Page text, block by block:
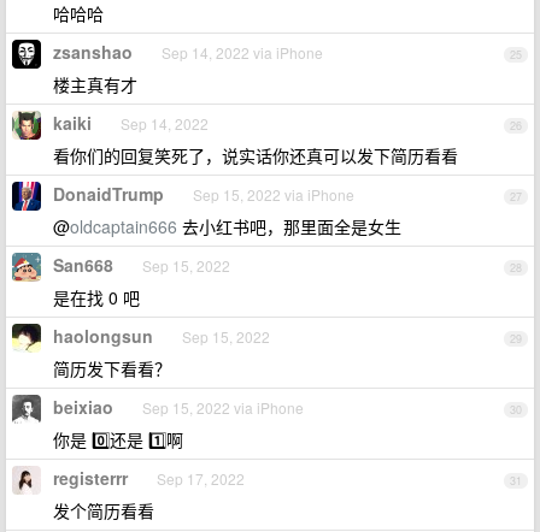
哈哈哈
25
zsanshao Sep 14, 2022 via iPhone
楼主真有才
26
kaiki Sep 14, 2022
看你们的回复笑死了，说实话你还真可以发下简历看看
27
DonaidTrump Sep 15, 2022 via iPhone
@oldcaptain666 去小红书吧，那里面全是女生
28
San668 Sep 15, 2022
是在找 0 吧
29
haolongsun Sep 15, 2022
简历发下看看？
30
beixiao Sep 15, 2022 via iPhone
你是 0️⃣还是 1️⃣啊
31
registerrr Sep 17, 2022
发个简历看看